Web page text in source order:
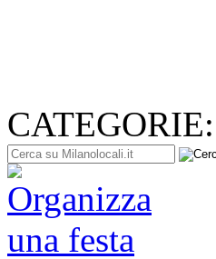
CATEGORIE: